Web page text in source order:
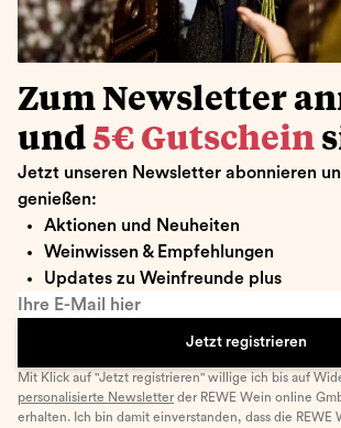
Zum Newsletter
und 5€ Gutschein
Jetzt unseren Newsletter abonnieren
genießen:
Aktionen und Neuheiten
Weinwissen & Empfehlungen
Updates zu Weinfreunde plus
Ihre E-Mail hier
Jetzt registrieren
Mit Klick auf "Jetzt registrieren" willige ich bis auf
personalisierte Newsletter der REWE Wein online
erhalten. Ich bin damit einverstanden, dass die REWE